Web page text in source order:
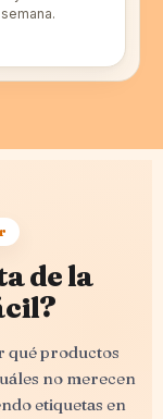
de la
qué productos
no merecen
etiquetas en